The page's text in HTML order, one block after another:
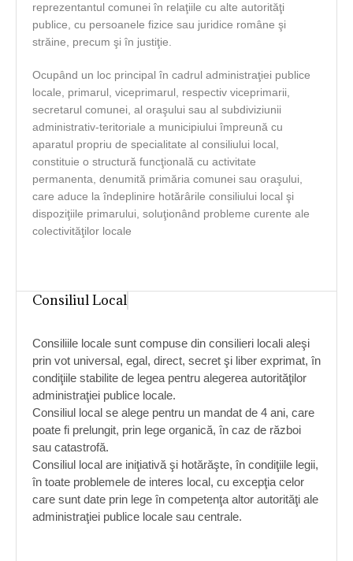
reprezentantul comunei în relaţiile cu alte autorităţi
publice, cu persoanele fizice sau juridice române şi
străine, precum şi în justiţie.
Ocupând un loc principal în cadrul administraţiei publice
locale, primarul, viceprimarul, respectiv viceprimarii,
secretarul comunei, al oraşului sau al subdiviziunii
administrativ-teritoriale a municipiului împreună cu
aparatul propriu de specialitate al consiliului local,
constituie o structură funcţională cu activitate
permanenta, denumită primăria comunei sau oraşului,
care aduce la îndeplinire hotărârile consiliului local şi
dispoziţiile primarului, soluţionând probleme curente ale
colectivităţilor locale
Consiliul Local
Consiliile locale sunt compuse din consilieri locali aleşi
prin vot universal, egal, direct, secret şi liber exprimat, în
condiţiile stabilite de legea pentru alegerea autorităţilor
administraţiei publice locale.
Consiliul local se alege pentru un mandat de 4 ani, care
poate fi prelungit, prin lege organică, în caz de război
sau catastrofă.
Consiliul local are iniţiativă şi hotărăşte, în condiţiile legii,
în toate problemele de interes local, cu excepţia celor
care sunt date prin lege în competenţa altor autorităţi ale
administraţiei publice locale sau centrale.